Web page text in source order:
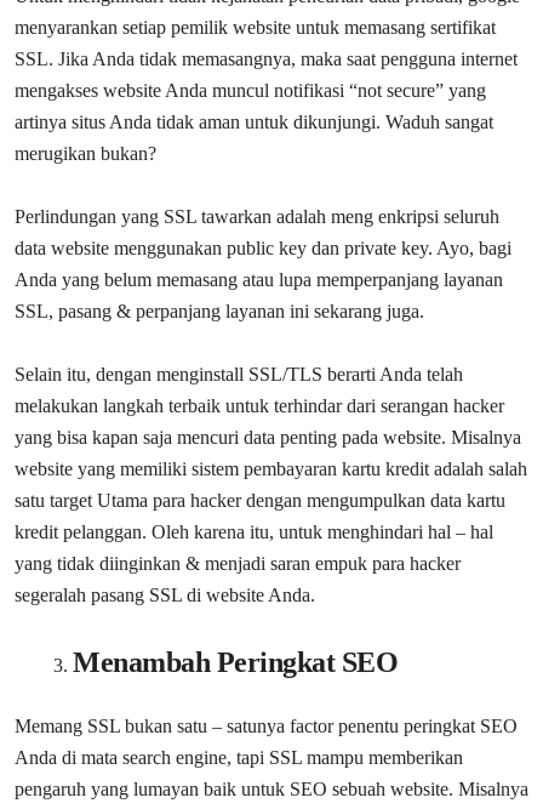
menyarankan setiap pemilik website untuk memasang sertifikat
SSL. Jika Anda tidak memasangnya, maka saat pengguna internet
mengakses website Anda muncul notifikasi “not secure” yang
artinya situs Anda tidak aman untuk dikunjungi. Waduh sangat
merugikan bukan?
Perlindungan yang SSL tawarkan adalah meng enkripsi seluruh
data website menggunakan public key dan private key. Ayo, bagi
Anda yang belum memasang atau lupa memperpanjang layanan
SSL, pasang & perpanjang layanan ini sekarang juga.
Selain itu, dengan menginstall SSL/TLS berarti Anda telah
melakukan langkah terbaik untuk terhindar dari serangan hacker
yang bisa kapan saja mencuri data penting pada website. Misalnya
website yang memiliki sistem pembayaran kartu kredit adalah salah
satu target Utama para hacker dengan mengumpulkan data kartu
kredit pelanggan. Oleh karena itu, untuk menghindari hal – hal
yang tidak diinginkan & menjadi saran empuk para hacker
segeralah pasang SSL di website Anda.
Menambah Peringkat SEO
Memang SSL bukan satu – satunya factor penentu peringkat SEO
Anda di mata search engine, tapi SSL mampu memberikan
pengaruh yang lumayan baik untuk SEO sebuah website. Misalnya